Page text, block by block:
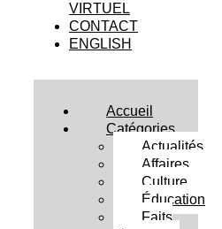
VIRTUEL
CONTACT
ENGLISH
Accueil
Catégories
Actualités
Affaires
Culture
Éducation
Faits